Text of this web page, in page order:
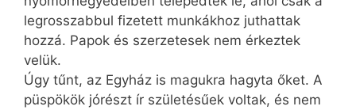
legrosszabbul fizetett munkákhoz juthattak
hozzá. Papok és szerzetesek nem érkeztek
velük.
Úgy tűnt, az Egyház is magukra hagyta őket. A
püspökök jórészt ír születésűek voltak, és nem